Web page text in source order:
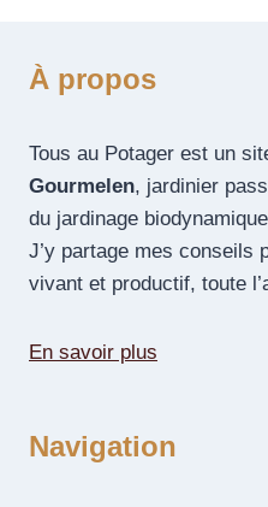
À propos
Tous au Potager est un
Gourmelen, jardinier
du jardinage
J’y partage mes conseils
vivant et productif, toute
En savoir plus
Navigation